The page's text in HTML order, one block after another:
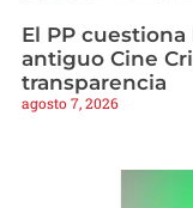
El PP
antiguo Cine
transparencia
agosto 7, 2026